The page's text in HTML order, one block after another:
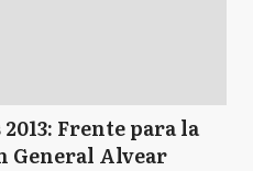
Frente para la
General Alvear